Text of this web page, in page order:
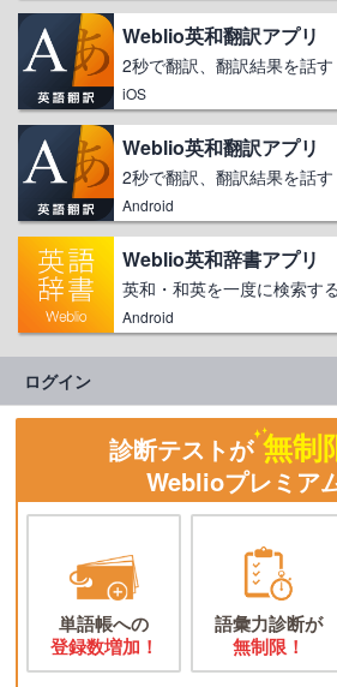
Weblio英和翻訳アプリ
2秒で翻訳、翻訳結果を話す
iOS
Weblio英和翻訳アプリ
2秒で翻訳、翻訳結果を話す
Android
Weblio英和辞書アプリ
英和・和英を一度に検索す
Android
ログイン
診断テストが 無制
Weblioプレミア
単語帳への
登録数増加！
語彙力診断が
無制限！